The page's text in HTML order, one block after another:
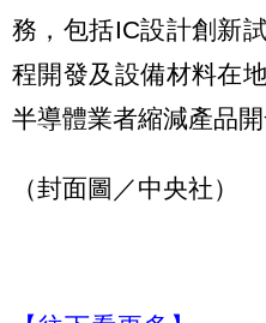
務，包括IC設計創新
程開發及設備材料在
半導體業者縮減產品開
（封面圖／中央社）